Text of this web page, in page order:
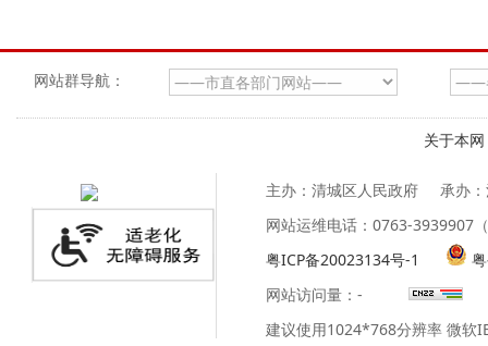
网站群导航：
关于本网
主办：清城区人民政府
承办
网站运维电话：0763-3939907
粤ICP备20023134号-1
网站访问量： -
建议使用1024*768分辨率 微软